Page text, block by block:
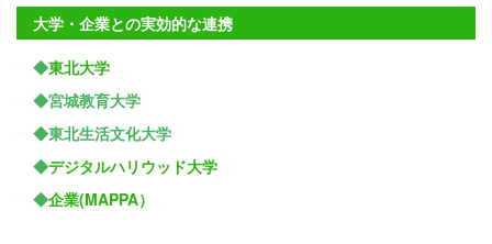
大学・企業との実効的な連携
◆東北大学
◆宮城教育大学
◆東北生活文化大学
◆デジタルハリウッド大学
◆企業(MAPPA）